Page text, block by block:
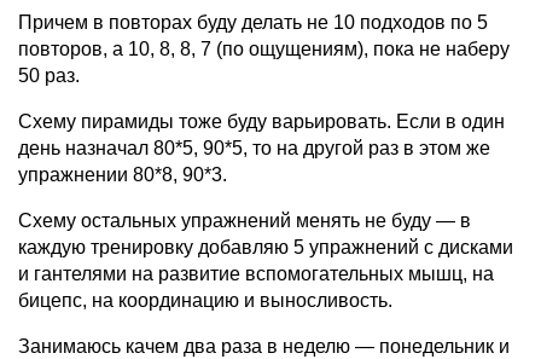
Причем в повторах буду делать не 10 подходов по 5
повторов, а 10, 8, 8, 7 (по ощущениям), пока не наберу
50 раз.
Схему пирамиды тоже буду варьировать. Если в один
день назначал 80*5, 90*5, то на другой раз в этом же
упражнении 80*8, 90*3.
Схему остальных упражнений менять не буду — в
каждую тренировку добавляю 5 упражнений с дисками
и гантелями на развитие вспомогательных мышц, на
бицепс, на координацию и выносливость.
Занимаюсь качем два раза в неделю — понедельник и